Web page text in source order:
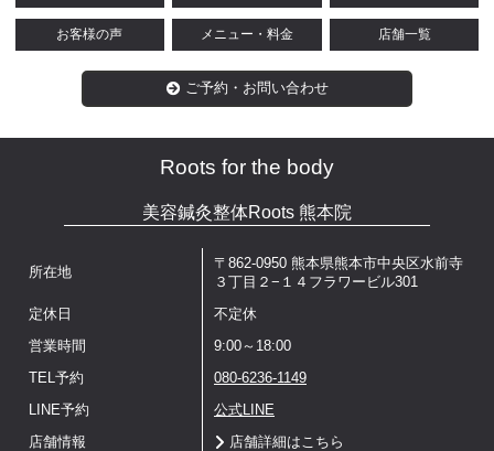
お客様の声 メニュー・料金 店舗一覧
ご予約・お問い合わせ
Roots for the body
美容鍼灸整体Roots 熊本院
所在地
〒862-0950 熊本県熊本市中央区水前寺
３丁目２−１４フラワービル301
定休日 不定休
営業時間 9:00～18:00
TEL予約 080-6236-1149
LINE予約 公式LINE
店舗情報 店舗詳細はこちら